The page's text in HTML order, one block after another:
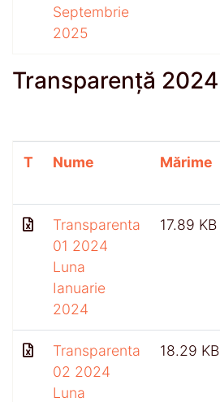
Septembrie
2025
Transparență 2024
T Nume Mărime
Transparenta
01 2024
Luna
Ianuarie
2024
17.89 KB
Transparenta
02 2024
Luna
18.29 KB